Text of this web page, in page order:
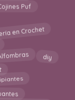
Puf
en Crochet
diy